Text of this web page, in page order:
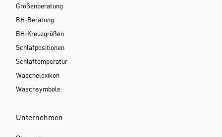
Größenberatung
BH-Beratung
BH-Kreuzgrößen
Schlafpositionen
Schlaftemperatur
Wäschelexikon
Waschsymbole
Unternehmen